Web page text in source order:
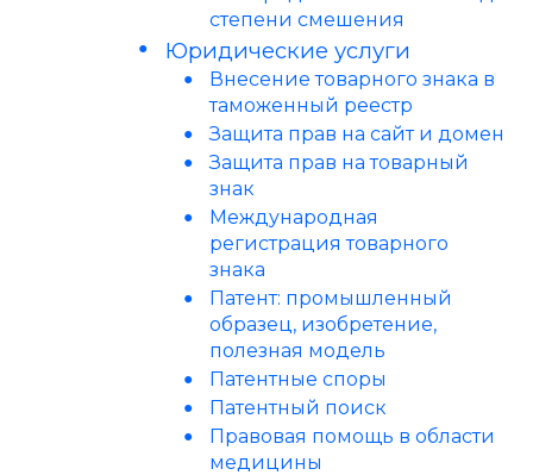
степени смешения
Юридические услуги
Внесение товарного знака в
таможенный реестр
Защита прав на сайт и домен
Защита прав на товарный
знак
Международная
регистрация товарного
знака
Патент: промышленный
образец, изобретение,
полезная модель
Патентные споры
Патентный поиск
Правовая помощь в области
медицины